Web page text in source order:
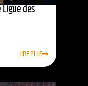
Ligue des
LIRE PLUS